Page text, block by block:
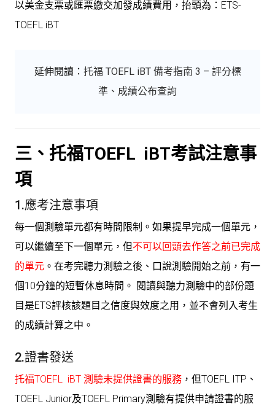
以美金支票或匯票繳交加發成績費用，抬頭為：ETS-
TOEFL iBT
延伸閱讀： 托福 TOEFL iBT 備考指南 3 – 評分標
準、成績公布查詢
三、托福TOEFL iBT考試注意事
項
1.應考注意事項
每一個測驗單元都有時間限制。如果提早完成一個單元，
可以繼續至下一個單元，但不可以回頭去作答之前已完成
的單元 。在考完聽力測驗之後、口說測驗開始之前，有一
個10分鐘的短暫休息時間。 閱讀與聽力測驗中的部份題
目是ETS評核該題目之信度與效度之用，並不會列入考生
的成績計算之中。
2.證書發送
托福TOEFL iBT 測驗未提供證書的服務 ，但TOEFL ITP、
TOEFL Junior及TOEFL Primary測驗有提供申請證書的服